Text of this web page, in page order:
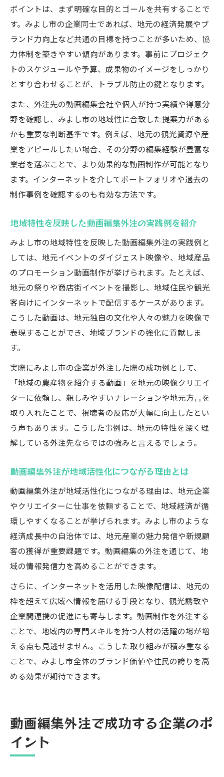
ポイントは、まず明確な目的とゴールを共有することで
す。みよし市の企業同士であれば、地元の経済発展やブ
ランド力向上など共通の目標を持つことが多いため、協
力体制を築きやすい傾向があります。事前にプロジェク
トのスケジュールや予算、成果物のイメージをしっかり
とすり合わせることが、トラブル防止の鍵となります。
また、外注先の動画編集会社や個人が持つ実績や得意分
野を確認し、みよし市の地域性に合致した提案力がある
かも重要な判断基準です。例えば、地元の観光資源や産
業をアピールしたい場合、その分野の編集経験が豊富な
業者を選ぶことで、より効果的な動画制作が可能となり
ます。インターネットを介してポートフォリオや過去の
制作事例を確認するのも有効な方法です。
地域特性を反映した動画編集外注の実践例を紹介
みよし市の地域特性を反映した動画編集外注の実践例と
しては、地元イベントのダイジェスト映像や、地域産品
のプロモーション動画制作が挙げられます。たとえば、
地元の祭りや商店街イベントを撮影し、地域住民や観光
客向けにインターネットで配信するケースがあります。
こうした動画は、地元独自の文化や人々の魅力を映像で
表現することができ、地域ブランドの強化に貢献しま
す。
実際にみよし市の企業が外注した際の成功例として、
「地域の農産物を紹介する動画」を地元の映像クリエイ
ターに依頼し、親しみやすいナレーションや地元方言を
取り入れたことで、視聴者の反応が大幅に向上したとい
う声もあります。こうした事例は、地元の特性を深く理
解している外注先ならではの強みと言えるでしょう。
動画編集外注が地域活性化につながる理由とは
動画編集外注が地域活性化につながる理由は、地元企業
やクリエイターに仕事を依頼することで、地域経済が循
環しやすくなることが挙げられます。みよし市のような
経済成長中の自治体では、地元産業の魅力発信や新規顧
客の獲得が重要課題です。動画編集の外注を通じて、地
域の情報発信力を高めることができます。
さらに、インターネットを活用した映像配信は、地元の
枠を超えて広域へ情報を届ける手段となり、観光誘致や
企業間連携の促進にも寄与します。動画制作を外注する
ことで、地域内の専門スキルを持つ人材の活躍の場が増
える点も見逃せません。こうした取り組みが積み重なる
ことで、みよし市全体のブランド価値や住民の誇りを高
める効果が期待できます。
動画編集外注で成功する企業のポ
イント